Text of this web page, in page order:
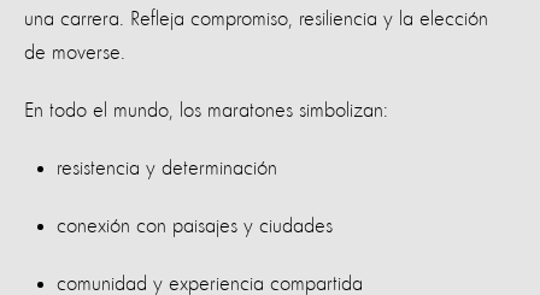
una carrera. Refleja compromiso, resiliencia y la elección
de moverse.
En todo el mundo, los maratones simbolizan:
resistencia y determinación
conexión con paisajes y ciudades
comunidad y experiencia compartida